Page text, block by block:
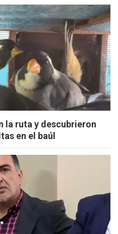
la ruta y descubrieron
en el baúl